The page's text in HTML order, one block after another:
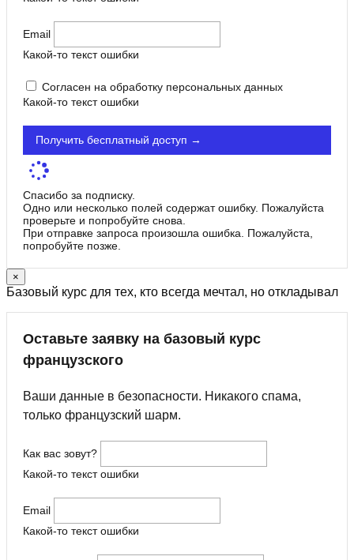
Email
Какой-то текст ошибки
Согласен на обработку персональных данных
Какой-то текст ошибки
Получить бесплатный доступ →
Спасибо за подписку.
Одно или несколько полей содержат ошибку. Пожалуйста
проверьте и попробуйте снова.
При отправке запроса произошла ошибка. Пожалуйста,
попробуйте позже.
×
Базовый курс для тех, кто всегда мечтал, но откладывал
Оставьте заявку на базовый курс
французского
Ваши данные в безопасности. Никакого спама,
только французский шарм.
Как вас зовут?
Какой-то текст ошибки
Email
Какой-то текст ошибки